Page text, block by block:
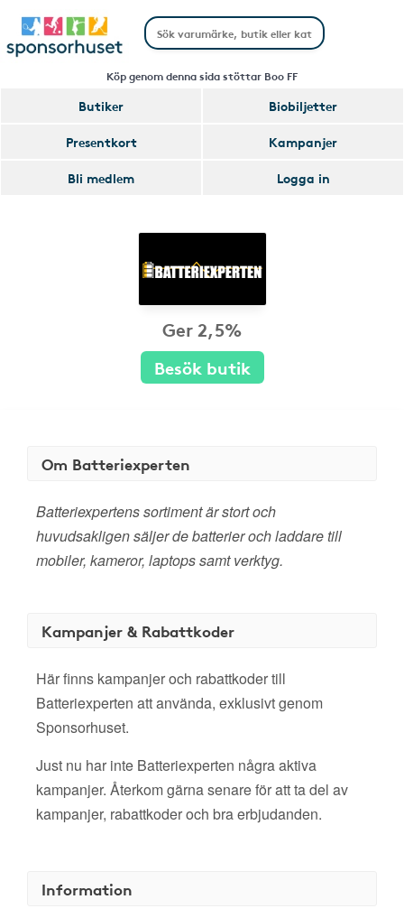
Köp genom denna sida stöttar Boo FF
Butiker
Biobiljetter
Presentkort
Kampanjer
Bli medlem
Logga in
Ger 2,5%
Besök butik
Om Batteriexperten
Batteriexpertens sortiment är stort och
huvudsakligen säljer de batterier och laddare till
mobiler, kameror, laptops samt verktyg.
Kampanjer & Rabattkoder
Här finns kampanjer och rabattkoder till
Batteriexperten att använda, exklusivt genom
Sponsorhuset.
Just nu har inte Batteriexperten några aktiva
kampanjer. Återkom gärna senare för att ta del av
kampanjer, rabattkoder och bra erbjudanden.
Information